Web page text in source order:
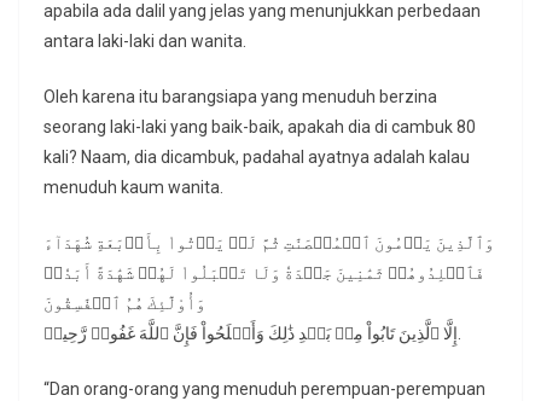
apabila ada dalil yang jelas yang menunjukkan perbedaan
antara laki-laki dan wanita.
Oleh karena itu barangsiapa yang menuduh berzina
seorang laki-laki yang baik-baik, apakah dia di cambuk 80
kali? Naam, dia dicambuk, padahal ayatnya adalah kalau
menuduh kaum wanita.
وَٱلَّذِينَ يَرۡمُونَ ٱلۡمُحۡصَنَٰتِ ثُمَّ لَمۡ يَأۡتُواْ بِأَرۡبَعَةِ شُهَدَآءَ
فَٱجۡلِدُوهُمۡ ثَمَٰنِينَ جَلۡدَةٗ وَلَا تَقۡبَلُواْ لَهُمۡ شَهَٰدَةً أَبَدٗاۚ
وَأُوْلَٰٓئِكَ هُمُ ٱلۡفَٰسِقُونَ
إِلَّا ٱلَّذِينَ تَابُواْ مِنۢ بَعۡدِ ذَٰلِكَ وَأَصۡلَحُواْ فَإِنَّ ٱللَّهَ غَفُورٞ رَّحِيمٞ.
“Dan orang-orang yang menuduh perempuan-perempuan